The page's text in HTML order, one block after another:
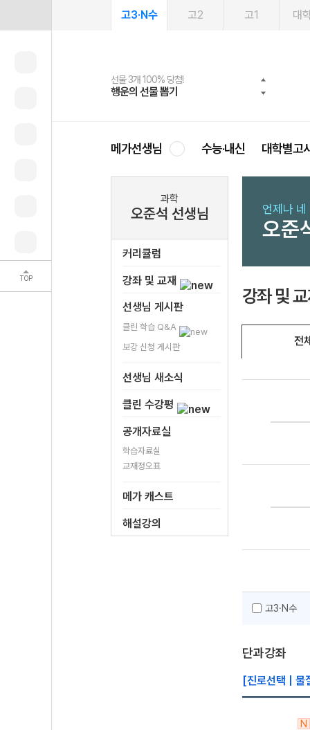
TOP
고3·N수 고2 고1 대
선물 3개 100% 당첨!
행운의 선물 뽑기
선물 100% 증정!
메가스터디 X 올리브
여름방학 스터디 캐시백
메가런 썸머스쿨
2027 러셀 단과
강사 공개선발
스마트러닝앱
설문 EVENT
메가패스
3일 무료 체험권
메가패스 수강생 무료혜택!
메가클럽 멤버십
사회공헌 캠페인
희망이룸 메가나눔
메가선생님 수능·내신 대학별고
과학
오준석 선생님
커리큘럼
강좌 및 교재
선생님 게시판
클린 학습 Q&A
보강 신청 게시판
선생님 새소식
클린 수강평
공개자료실
학습자료실
교재정오표
메가 캐스트
해설강의
언제나
오준
강좌 및
전
고3·N수
단과강좌
[진로선택 | 물
N